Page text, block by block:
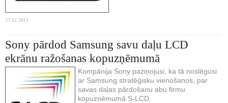
27.12.2011.
Sony pārdod Samsung savu daļu LCD
ekrānu ražošanas kopuzņēmumā
Kompānija Sony paziņojusi, ka tā noslēgusi
ar Samsung stratēģisku vienošanos, par
savas daļas pārdošanu abu firmu
kopuzņēmumā S-LCD.